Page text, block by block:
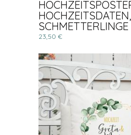
HOCHZEITSDATEN,
SCHMETTERLINGE
23,50 €